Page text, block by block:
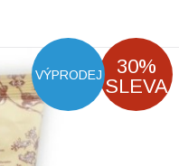
30%
SLEVA
VÝPRODEJ